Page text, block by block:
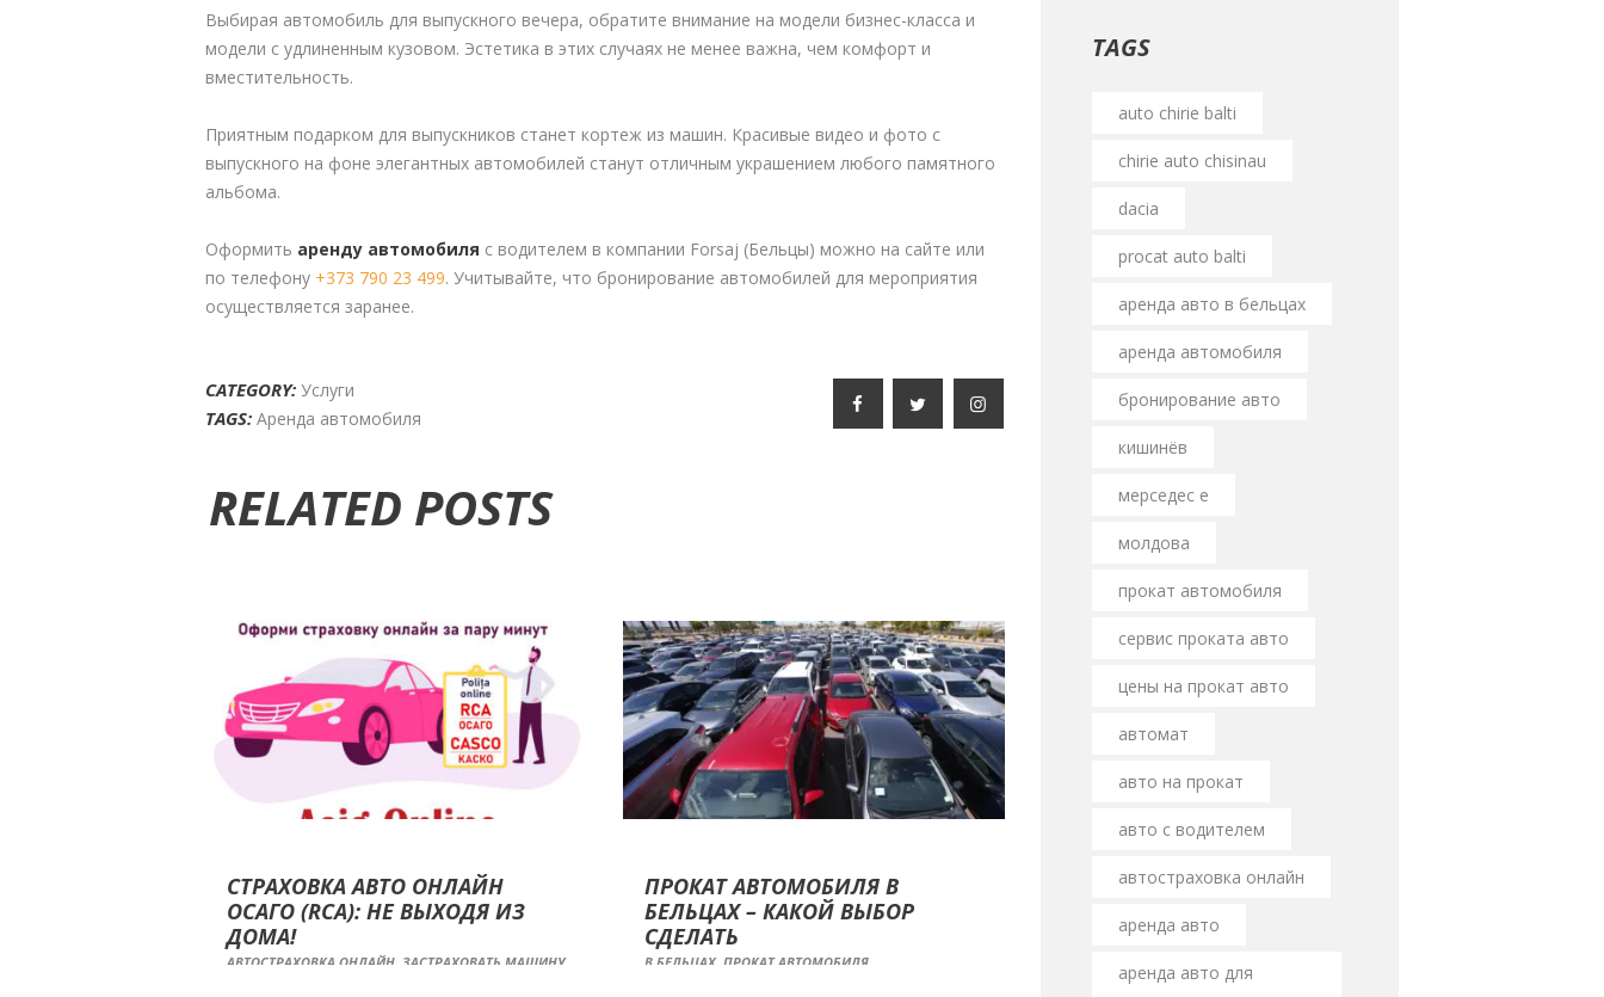
Выбирая автомобиль для выпускного вечера, обратите внимание на модели бизнес-класса и
модели с удлиненным кузовом. Эстетика в этих случаях не менее важна, чем комфорт и
вместительность.
Приятным подарком для выпускников станет кортеж из машин. Красивые видео и фото с
выпускного на фоне элегантных автомобилей станут отличным украшением любого памятного
альбома.
Оформить аренду автомобиля с водителем в компании Forsaj (Бельцы) можно на сайте или
по телефону +373 790 23 499. Учитывайте, что бронирование автомобилей для мероприятия
осуществляется заранее.
CATEGORY: Услуги
TAGS: Аренда автомобиля
RELATED POSTS
СТРАХОВКА АВТО ОНЛАЙН
ОСАГО (RCA): НЕ ВЫХОДЯ ИЗ
ДОМА!
АВТОСТРАХОВКА ОНЛАЙН, ЗАСТРАХОВАТЬ МАШИНУ
ПРОКАТ АВТОМОБИЛЯ В
БЕЛЬЦАХ – КАКОЙ ВЫБОР
СДЕЛАТЬ
В БЕЛЬЦАХ, ПРОКАТ АВТОМОБИЛЯ
TAGS
auto chirie balti
chirie auto chisinau
dacia
proсаt auto balti
аренда авто в бельцах
аренда автомобиля
бронирование авто
кишинёв
мерседес е
молдова
прокат автомобиля
сервис проката авто
цены на прокат авто
автомат
авто на прокат
авто с водителем
автостраховка онлайн
аренда авто
аренда авто для